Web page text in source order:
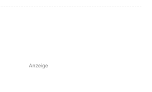
Anzeige